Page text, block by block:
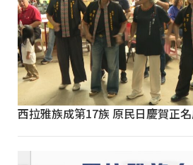
西拉雅族成第17族 原民日慶賀正